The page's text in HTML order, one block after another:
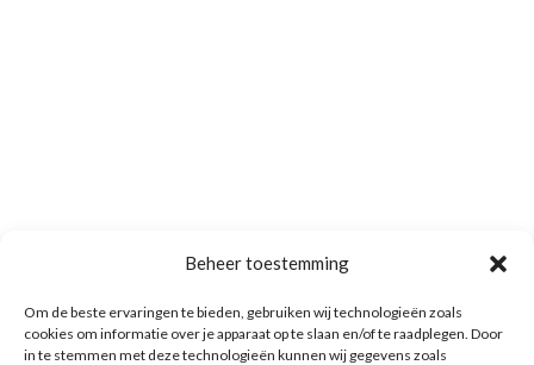
Beheer toestemming
Om de beste ervaringen te bieden, gebruiken wij technologieën zoals
cookies om informatie over je apparaat op te slaan en/of te raadplegen. Door
in te stemmen met deze technologieën kunnen wij gegevens zoals